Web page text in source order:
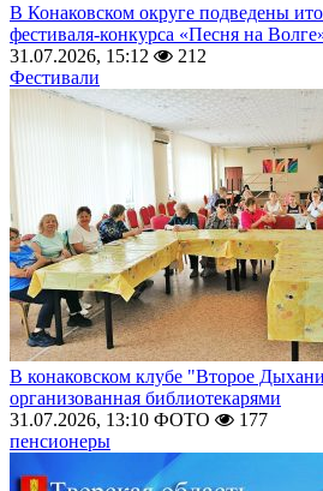
В Конаковском округе подведены
фестиваля-конкурса «Песня на
31.07.2026, 15:12
212
Фестивали
В конаковском клубе "Второе
организованная библиотекарями
31.07.2026, 13:10 ФОТО
177
пенсионеры